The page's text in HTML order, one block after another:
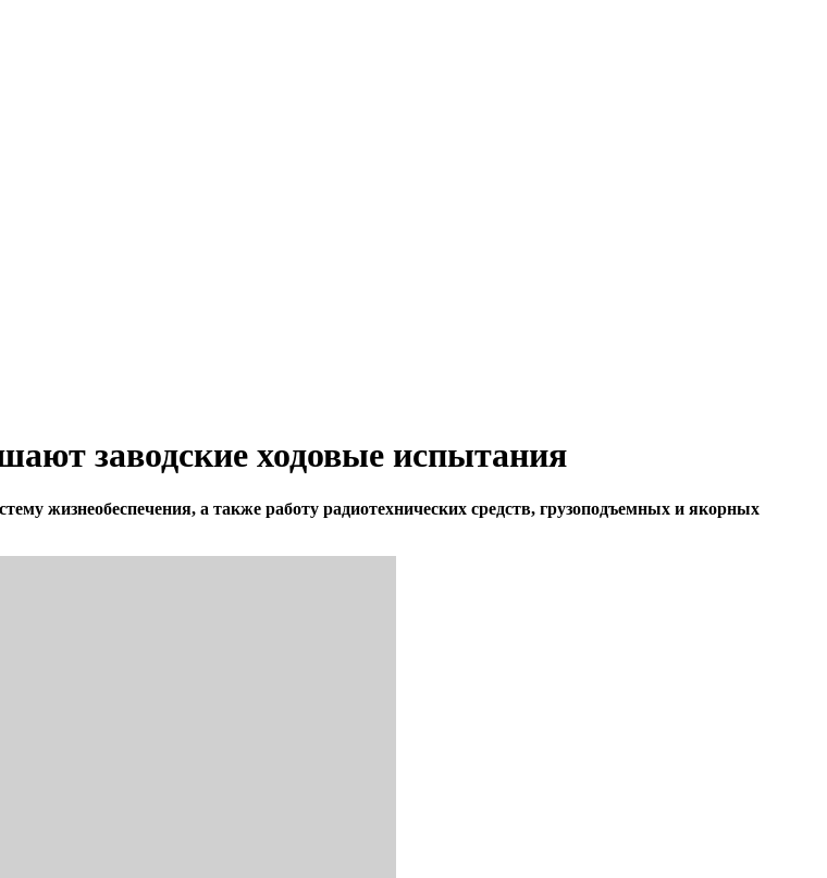
заводские ходовые испытания
жизнеобеспечения, а также работу радиотехнических средств, грузоподъемных и якорных